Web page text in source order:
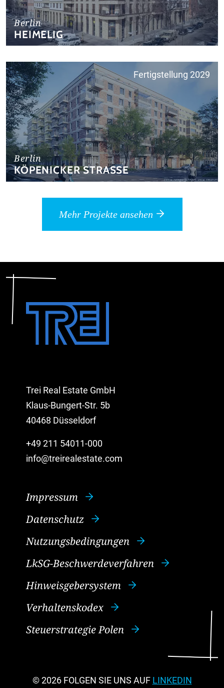
Berlin
HEIMELIG
Berlin
KÖPENICKER STRASSE
Fertigstellung 2029
Mehr Projekte ansehen
Trei Real Estate GmbH
Klaus-Bungert-Str. 5b
40468 Düsseldorf
+49 211 54011-000
info@treirealestate.com
Impressum
Datenschutz
Nutzungsbedingungen
LkSG-Beschwerdeverfahren
Hinweisgebersystem
Verhaltenskodex
Steuerstrategie Polen
© 2026FOLGEN SIE UNS AUF LINKEDIN